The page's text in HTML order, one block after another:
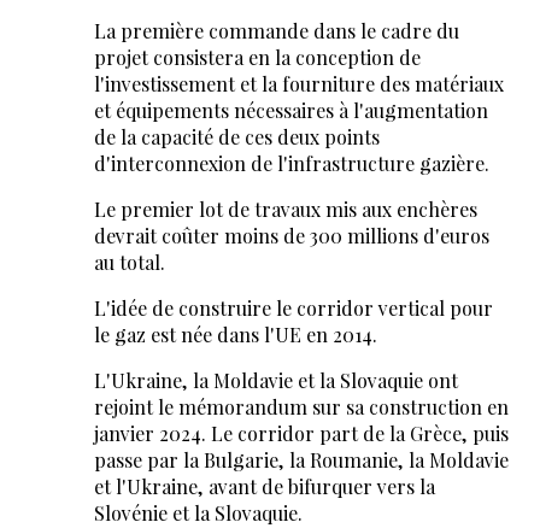
La première commande dans le cadre du
projet consistera en la conception de
l'investissement et la fourniture des matériaux
et équipements nécessaires à l'augmentation
de la capacité de ces deux points
d'interconnexion de l'infrastructure gazière.
Le premier lot de travaux mis aux enchères
devrait coûter moins de 300 millions d'euros
au total.
L'idée de construire le corridor vertical pour
le gaz est née dans l'UE en 2014.
L'Ukraine, la Moldavie et la Slovaquie ont
rejoint le mémorandum sur sa construction en
janvier 2024. Le corridor part de la Grèce, puis
passe par la Bulgarie, la Roumanie, la Moldavie
et l'Ukraine, avant de bifurquer vers la
Slovénie et la Slovaquie.